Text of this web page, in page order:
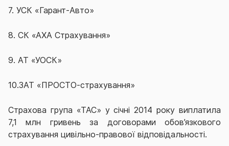
7. УСК «Гарант-Авто»
8. СК «АХА Страхування»
9. АТ «УОСК»
10.ЗАТ «ПРОСТО-страхування»
Страхова група «ТАС» у січні 2014 року виплатила
7,1 млн гривень за договорами обов’язкового
страхування цивільно-правової відповідальності.